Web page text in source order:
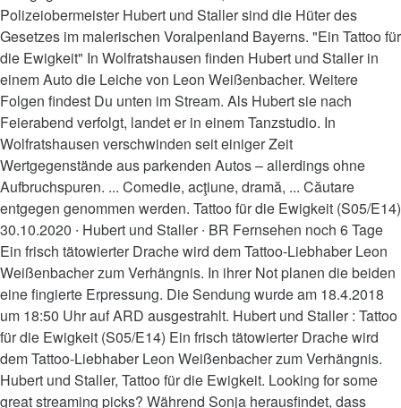
Polizeiobermeister Hubert und Staller sind die Hüter des
Gesetzes im malerischen Voralpenland Bayerns. "Ein Tattoo für
die Ewigkeit" In Wolfratshausen finden Hubert und Staller in
einem Auto die Leiche von Leon Weißenbacher. Weitere
Folgen findest Du unten im Stream. Als Hubert sie nach
Feierabend verfolgt, landet er in einem Tanzstudio. In
Wolfratshausen verschwinden seit einiger Zeit
Wertgegenstände aus parkenden Autos – allerdings ohne
Aufbruchspuren. ... Comedie, acţiune, dramă, ... Căutare
entgegen genommen werden. Tattoo für die Ewigkeit (S05/E14)
30.10.2020 ∙ Hubert und Staller ∙ BR Fernsehen noch 6 Tage
Ein frisch tätowierter Drache wird dem Tattoo-Liebhaber Leon
Weißenbacher zum Verhängnis. In ihrer Not planen die beiden
eine fingierte Erpressung. Die Sendung wurde am 18.4.2018
um 18:50 Uhr auf ARD ausgestrahlt. Hubert und Staller : Tattoo
für die Ewigkeit (S05/E14) Ein frisch tätowierter Drache wird
dem Tattoo-Liebhaber Leon Weißenbacher zum Verhängnis.
Hubert und Staller, Tattoo für die Ewigkeit. Looking for some
great streaming picks? Während Sonja herausfindet, dass